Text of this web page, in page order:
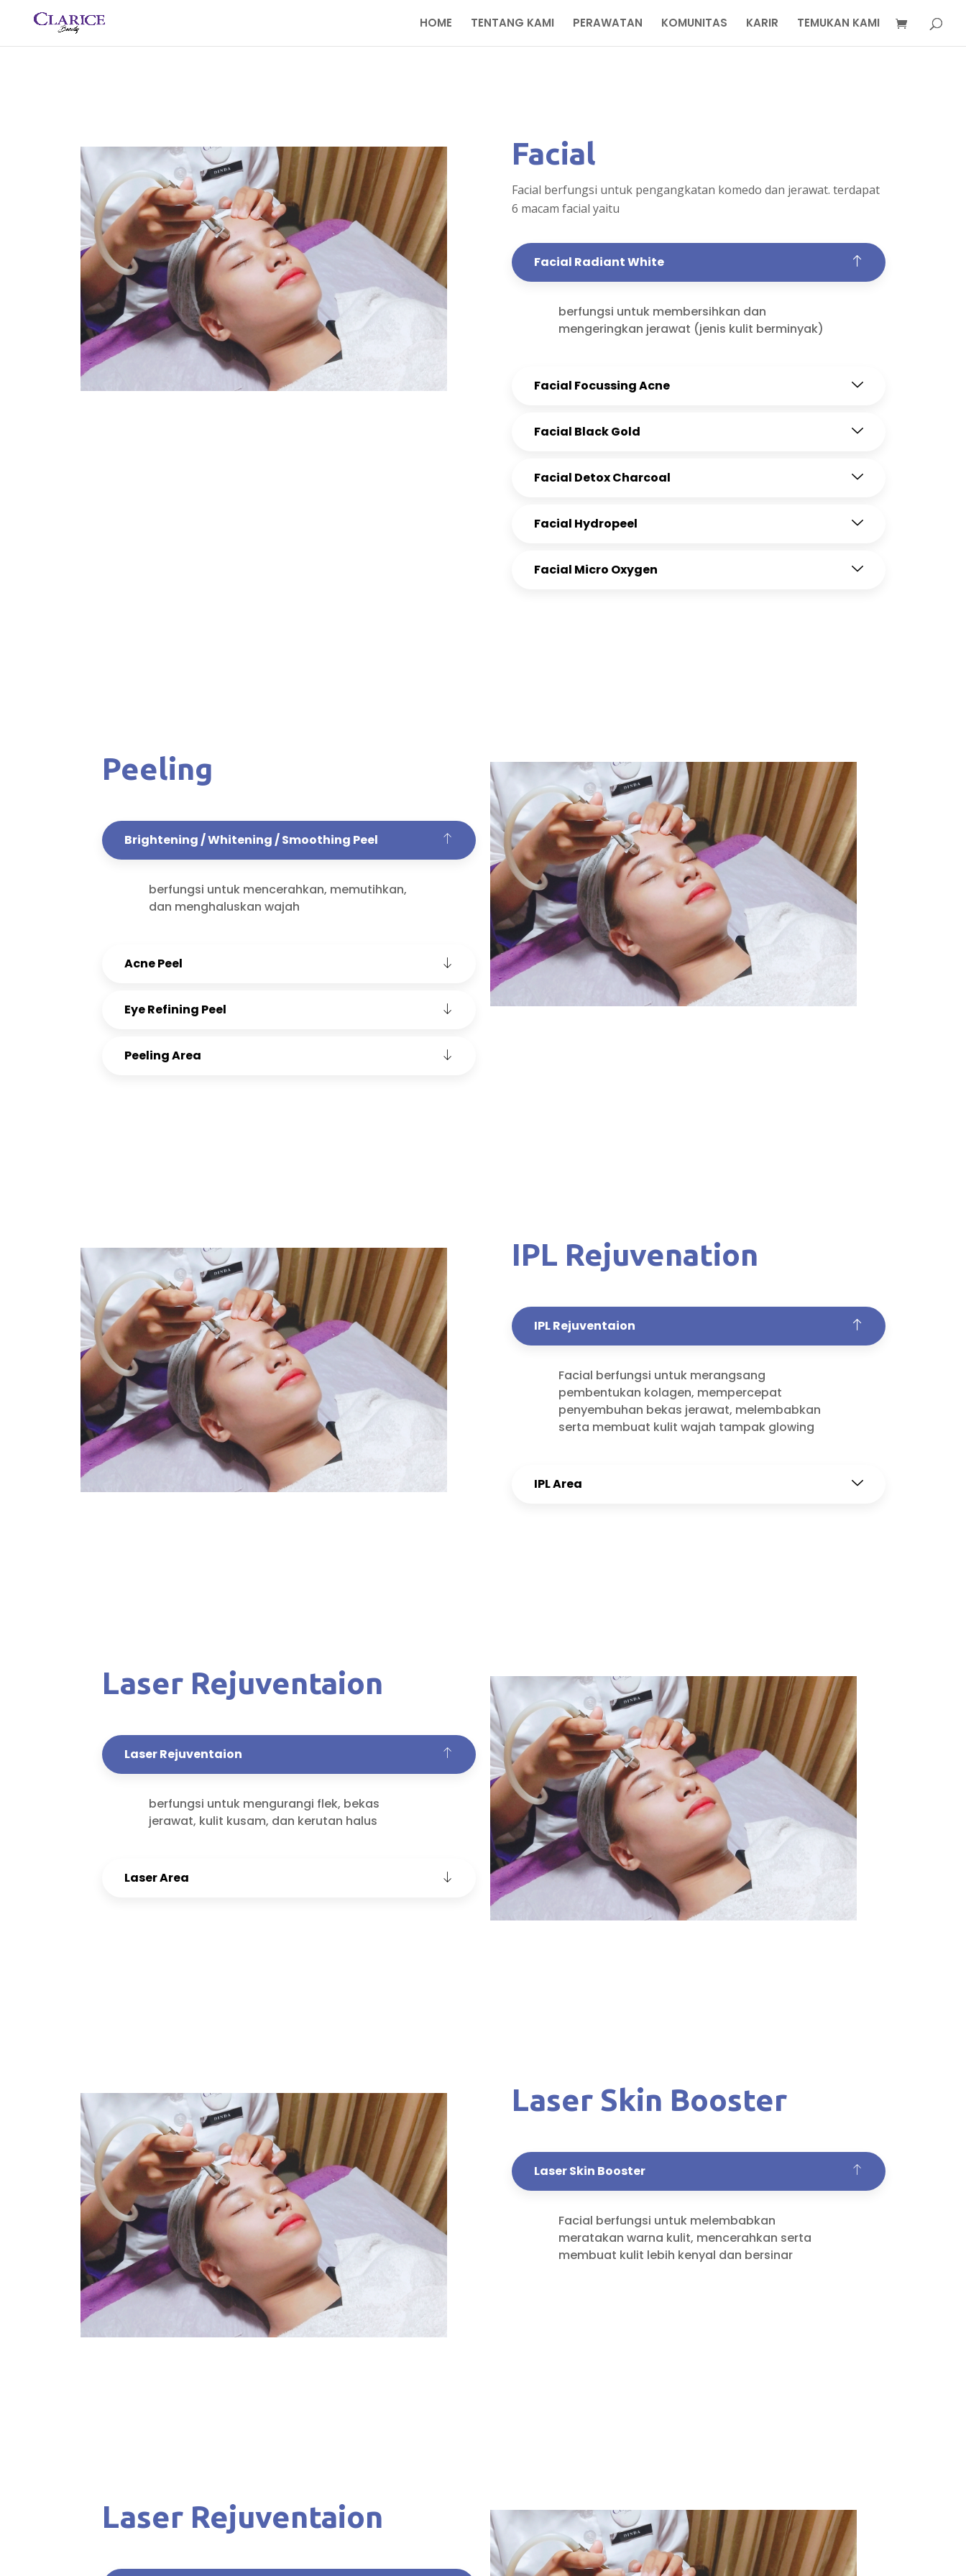
HOME TENTANG KAMI PERAWATAN KOMUNITAS KARIR TEMUKAN KAMI
Facial
Facial berfungsi untuk pengangkatan komedo dan jerawat. terdapat
6 macam facial yaitu
Facial Radiant White
berfungsi untuk membersihkan dan
mengeringkan jerawat (jenis kulit berminyak)
Facial Focussing Acne
Facial Black Gold
Facial Detox Charcoal
Facial Hydropeel
Facial Micro Oxygen
Peeling
Brightening / Whitening / Smoothing Peel
berfungsi untuk mencerahkan, memutihkan,
dan menghaluskan wajah
Acne Peel
Eye Refining Peel
Peeling Area
IPL Rejuvenation
IPL Rejuventaion
Facial berfungsi untuk merangsang
pembentukan kolagen, mempercepat
penyembuhan bekas jerawat, melembabkan
serta membuat kulit wajah tampak glowing
IPL Area
Laser Rejuventaion
Laser Rejuventaion
berfungsi untuk mengurangi flek, bekas
jerawat, kulit kusam, dan kerutan halus
Laser Area
Laser Skin Booster
Laser Skin Booster
Facial berfungsi untuk melembabkan
meratakan warna kulit, mencerahkan serta
membuat kulit lebih kenyal dan bersinar
Laser Rejuventaion